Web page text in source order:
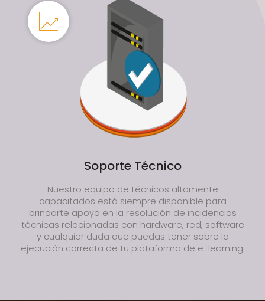
Soporte Técnico
Nuestro equipo de técnicos altamente
capacitados está siempre disponible para
brindarte apoyo en la resolución de incidencias
técnicas relacionadas con hardware, red, software
y cualquier duda que puedas tener sobre la
ejecución correcta de tu plataforma de e-learning.